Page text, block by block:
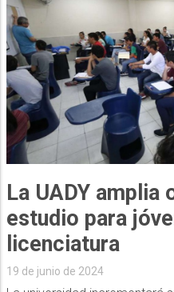
La UADY amplia
estudio para
licenciatura
19 de junio de 2024